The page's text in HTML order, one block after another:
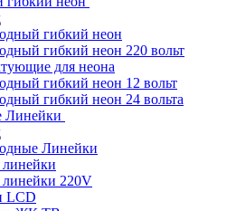
гибкий неон
гибкий неон 220 вольт
для неона
гибкий неон 12 вольт
гибкий неон 24 вольта
Линейки
Линейки
220V
LCD